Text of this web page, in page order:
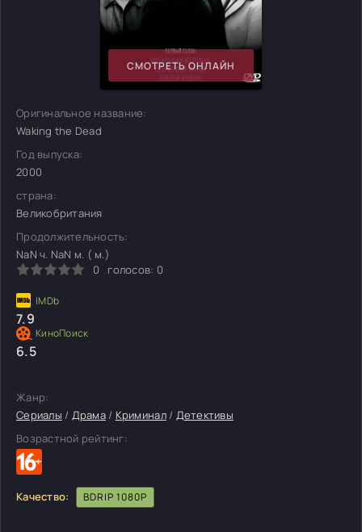
СМОТРЕТЬ ОНЛАЙН
Оригинальное название:
Waking the Dead
Год выпуска:
2000
страна:
Великобритания
Продолжительность:
NaN ч. NaN м. ( м.)
0
голосов: 0
7.9
6.5
Жанр:
Сериалы / Драма/ Криминал/ Детективы
Возрастной рейтинг:
Качество: BDRIP 1080P